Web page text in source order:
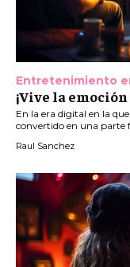
Entretenimiento
¡Vive la
En la era digital en la
convertido en una parte
Raul Sanchez